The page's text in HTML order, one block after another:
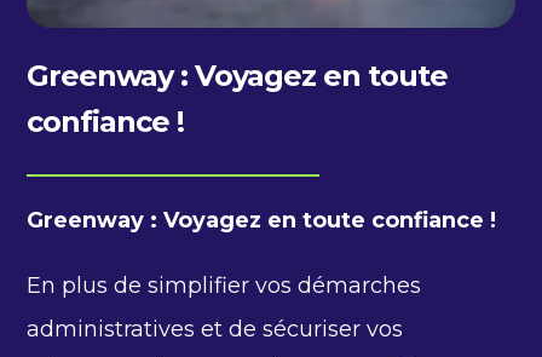
Greenway : Voyagez en toute
confiance !
Greenway : Voyagez en toute confiance !
En plus de simplifier vos démarches
administratives et de sécuriser vos